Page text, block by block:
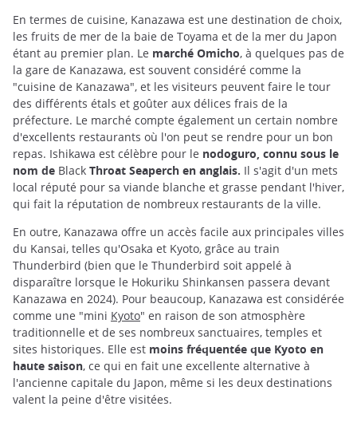
En termes de cuisine, Kanazawa est une destination de choix,
les fruits de mer de la baie de Toyama et de la mer du Japon
étant au premier plan. Le marché Omicho, à quelques pas de
la gare de Kanazawa, est souvent considéré comme la
"cuisine de Kanazawa", et les visiteurs peuvent faire le tour
des différents étals et goûter aux délices frais de la
préfecture. Le marché compte également un certain nombre
d'excellents restaurants où l'on peut se rendre pour un bon
repas. Ishikawa est célèbre pour le nodoguro, connu sous le
nom de Black Throat Seaperch en anglais. Il s'agit d'un mets
local réputé pour sa viande blanche et grasse pendant l'hiver,
qui fait la réputation de nombreux restaurants de la ville.
En outre, Kanazawa offre un accès facile aux principales villes
du Kansai, telles qu'Osaka et Kyoto, grâce au train
Thunderbird (bien que le Thunderbird soit appelé à
disparaître lorsque le Hokuriku Shinkansen passera devant
Kanazawa en 2024). Pour beaucoup, Kanazawa est considérée
comme une "mini Kyoto" en raison de son atmosphère
traditionnelle et de ses nombreux sanctuaires, temples et
sites historiques. Elle est moins fréquentée que Kyoto en
haute saison, ce qui en fait une excellente alternative à
l'ancienne capitale du Japon, même si les deux destinations
valent la peine d'être visitées.